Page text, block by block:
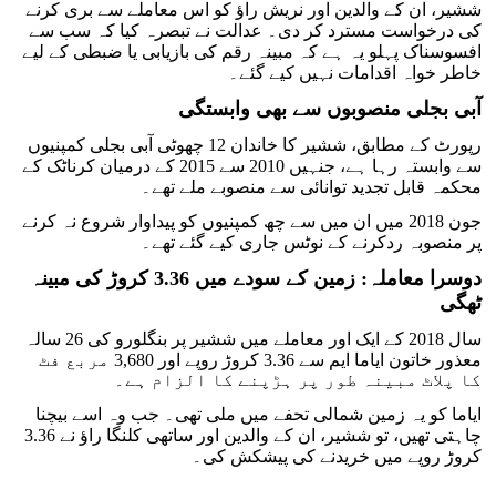
ششیر، ان کے والدین اور نریش راؤ کو اس معاملے سے بری کرنے
کی درخواست مسترد کر دی۔ عدالت نے تبصرہ کیا کہ سب سے
افسوسناک پہلو یہ ہے کہ مبینہ رقم کی بازیابی یا ضبطی کے لیے
خاطر خواہ اقدامات نہیں کیے گئے۔
آبی بجلی منصوبوں سے بھی وابستگی
رپورٹ کے مطابق، ششیر کا خاندان 12 چھوٹی آبی بجلی کمپنیوں
سے وابستہ رہا ہے، جنہیں 2010 سے 2015 کے درمیان کرناٹک کے
محکمہ قابل تجدید توانائی سے منصوبے ملے تھے۔
جون 2018 میں ان میں سے چھ کمپنیوں کو پیداوار شروع نہ کرنے
پر منصوبہ ردکرنے کے نوٹس جاری کیے گئے تھے۔
دوسرا معاملہ: زمین کے سودے میں 3.36 کروڑ کی مبینہ
ٹھگی
سال 2018 کے ایک اور معاملے میں ششیر پر بنگلورو کی 26 سالہ
معذور خاتون ایاما ایم سے 3.36 کروڑ روپے اور 3,680 مربع فٹ
کا پلاٹ مبینہ طور پر ہڑپنے کا الزام ہے۔
ایاما کو یہ زمین شمالی تحفے میں ملی تھی۔ جب وہ اسے بیچنا
چاہتی تھیں، تو ششیر، ان کے والدین اور ساتھی کلنگا راؤ نے 3.36
کروڑ روپے میں خریدنے کی پیشکش کی۔